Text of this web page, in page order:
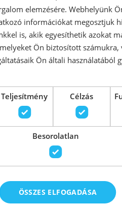
NWSZ-
Cikkszám:
41 041 Ft
-5% Raktáron
elemzésére. Webhelyünk
információkat megosztjuk
is, akik egyesíthetik azokat
Ön biztosított számukra,
Ön általi használatából
Teljesítmény Célzás
Besorolatlan
ÖSSZES ELFOGADÁSA